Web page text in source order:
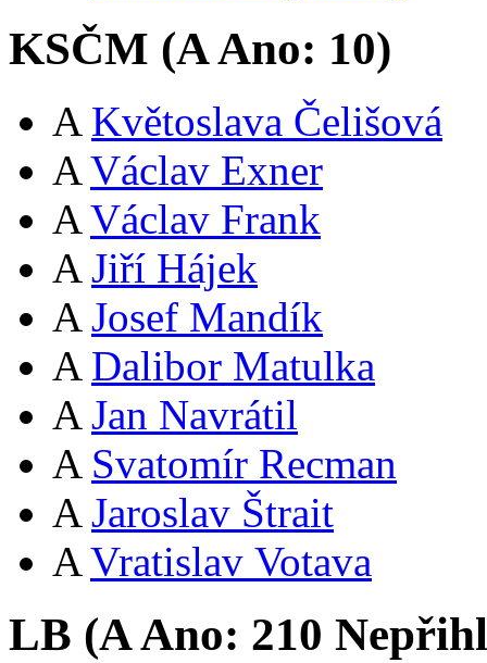
KSČM (AAno: 10)
A Květoslava Čelišová
A Václav Exner
A Václav Frank
A Jiří Hájek
A Josef Mandík
A Dalibor Matulka
A Jan Navrátil
A Svatomír Recman
A Jaroslav Štrait
A Vratislav Votava
LB (AAno: 210